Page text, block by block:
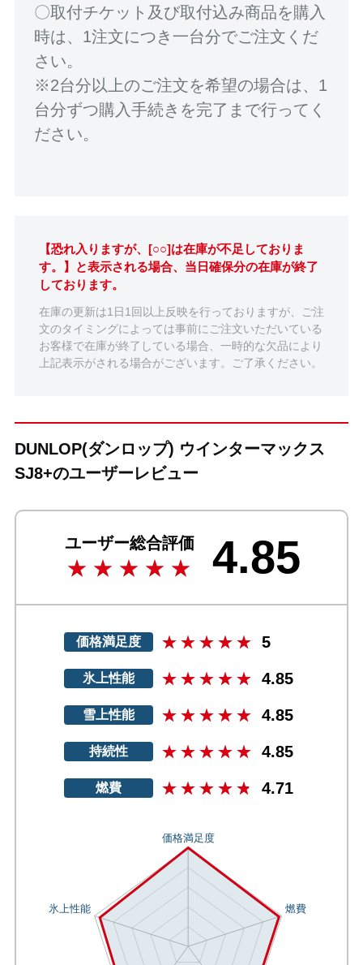
〇取付チケット及び取付込み商品を購入
時は、1注文につき一台分でご注文くだ
さい。
※2台分以上のご注文を希望の場合は、1
台分ずつ購入手続きを完了まで行ってく
ださい。
【恐れ入りますが、[○○]は在庫が不足しておりま
す。】と表示される場合、当日確保分の在庫が終了
しております。
在庫の更新は1日1回以上反映を行っておりますが、ご注
文のタイミングによっては事前にご注文いただいている
お客様で在庫が終了している場合、一時的な欠品により
上記表示がされる場合がございます。ご了承ください。
DUNLOP(ダンロップ) ウインターマックス
SJ8+のユーザーレビュー
ユーザー総合評価 4.85
価格満足度 5
氷上性能 4.85
雪上性能 4.85
持続性 4.85
燃費 4.71